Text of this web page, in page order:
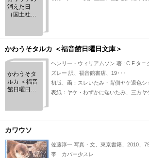
消えた日
（国土社の
かわうそタルカ ＜福音館日曜日文庫＞
かわうそタ
ルカ ＜福音
館日曜日文
ヘンリー・ウィリアムソン 著 ; C.F.タニ
ズレー 訳、福音館書店、19･･･
初版、函：スレいたみ・背側ヤケ退色
表紙：ヤケ・わずかに端いたみ、三方ヤ
カワウソ
佐藤淳一 写真・文、東京書籍、2010、
帯 カバー少スレ